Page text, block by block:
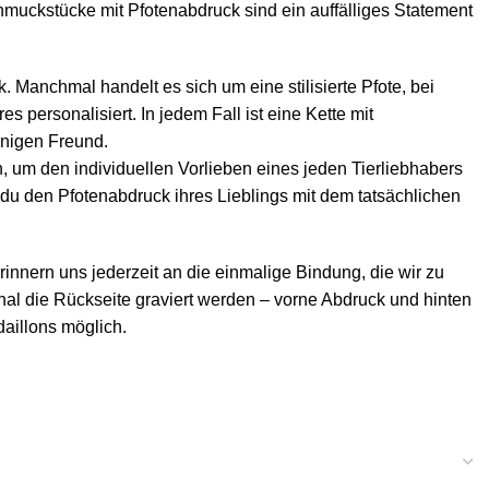
mit Pfotenabdruck sind ein auffälliges Statement
Manchmal handelt es sich um eine stilisierte Pfote, bei
personalisiert. In jedem Fall ist eine Kette mit
Freund.
um den individuellen Vorlieben eines jeden Tierliebhabers
den Pfotenabdruck ihres Lieblings mit dem tatsächlichen
uns jederzeit an die einmalige Bindung, die wir zu
die Rückseite graviert werden – vorne Abdruck und hinten
möglich.